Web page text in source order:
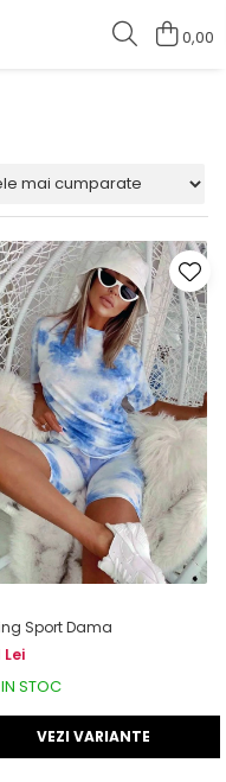
0,00
Sport Dama
Lei
IN STOC
VEZI VARIANTE